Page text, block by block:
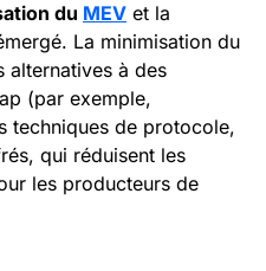
du MEV et la
La minimisation du
alternatives à des
(par exemple,
techniques de protocole,
qui réduisent les
les producteurs de